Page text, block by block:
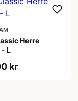
Herre
- L
kr